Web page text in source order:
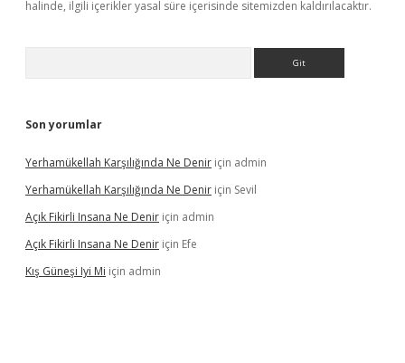
halinde, ilgili içerikler yasal süre içerisinde sitemizden kaldırılacaktır.
Son yorumlar
Yerhamükellah Karşılığında Ne Denir için admin
Yerhamükellah Karşılığında Ne Denir için Sevil
Açık Fikirli Insana Ne Denir için admin
Açık Fikirli Insana Ne Denir için Efe
Kış Güneşi Iyi Mi için admin